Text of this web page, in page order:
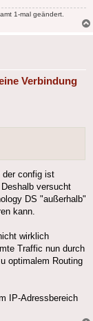
1-mal geändert.
Verbindung
der config ist
versucht
DS "außerhalb"
kann.
wirklich
Traffic nun durch
optimalem Routing
IP-Adressbereich